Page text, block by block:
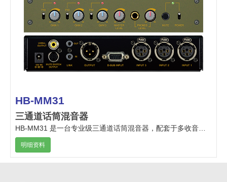
HB-MM31
三通道话筒混音器
明细资料